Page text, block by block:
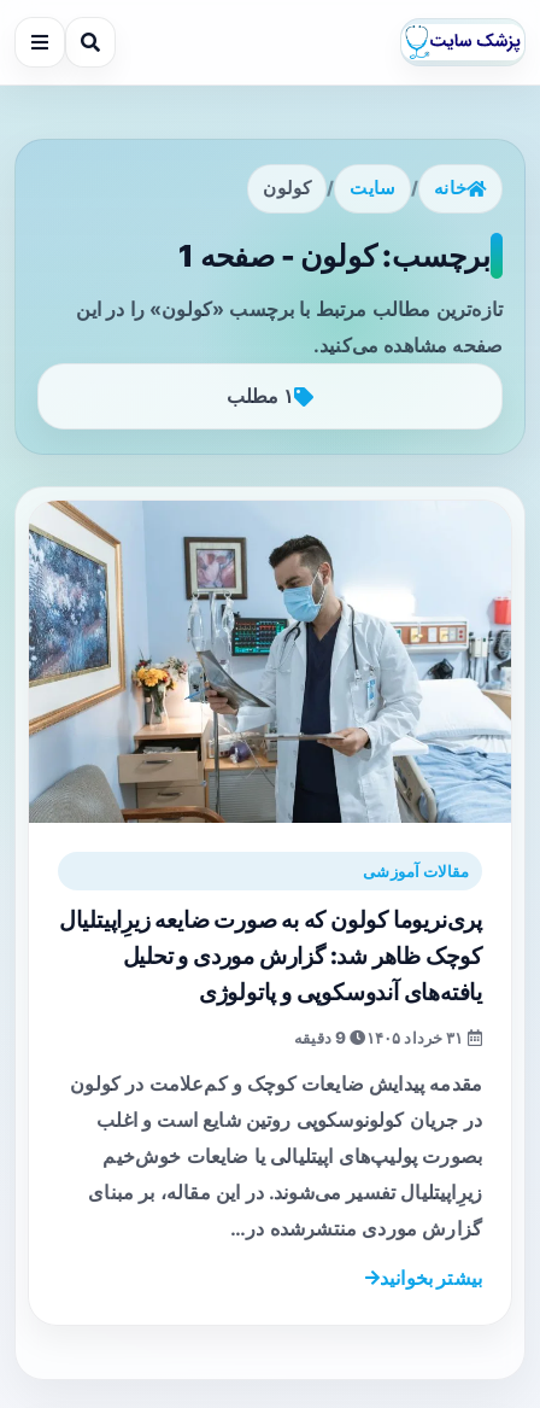
خانه / سایت / کولون
برچسب: کولون - صفحه 1
تازه‌ترین مطالب مرتبط با برچسب «کولون» را در این
صفحه مشاهده می‌کنید.
۱ مطلب
مقالات آموزشی
پری‌نریوما کولون که به صورت ضایعه زیرِ‌اپیتلیال
کوچک ظاهر شد: گزارش موردی و تحلیل
یافته‌های آندوسکوپی و پاتولوژی
9 دقیقه
مقدمه پیدایش ضایعات کوچک و کم‌علامت در کولون
در جریان کولونوسکوپی روتین شایع است و اغلب
بصورت پولیپ‌های اپیتلیالی یا ضایعات خوش‌خیم
زیرِ‌اپیتلیال تفسیر می‌شوند. در این مقاله، بر مبنای
گزارش موردی منتشرشده در…
بیشتر بخوانید